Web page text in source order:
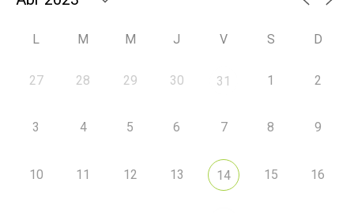
L M M J V S D
27 28 29 30 31 1 2
3 4 5 6 7 8 9
10 11 12 13 14 15 16